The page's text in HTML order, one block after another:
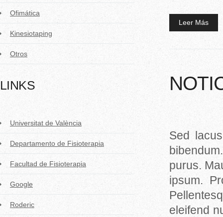
Leer Más
Sed
purus.
ipsum.
eleifend
Ofimática
Kinesiotaping
Otros
LINKS
Universitat de València
Departamento de Fisioterapia
Facultad de Fisioterapia
Google
Roderic